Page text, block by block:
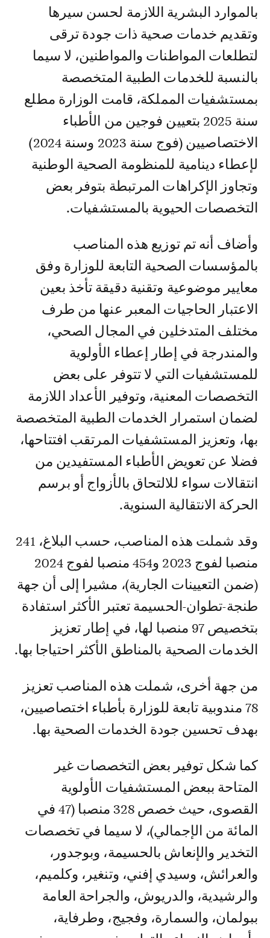
بالموارد البشرية اللازمة لحسن سيرها
وتقديم خدمات صحية ذات جودة ترقى
لتطلعات المواطنات والمواطنين، لا سيما
بالنسبة للخدمات الطبية المتخصصة
بمستشفيات المملكة، قامت الوزارة مطلع
سنة 2025 بتعيين فوجين من الأطباء
الاختصاصيين (فوج سنة 2023 وسنة 2024)
لإعطاء دينامية للمنظومة الصحية الوطنية
وتجاوز الإكراهات المرتبطة بتوفر بعض
التخصصات الحيوية بالمستشفيات.
وأضاف أنه تم توزيع هذه المناصب
بالمؤسسات الصحية التابعة للوزارة وفق
معايير موضوعية وتقنية دقيقة تأخذ بعين
الاعتبار الحاجيات المعبر عنها من طرف
مختلف المتدخلين في المجال الصحي،
والمندرجة في إطار إعطاء الأولوية
للمستشفيات التي لا تتوفر على بعض
التخصصات المعنية، وتوفير الأعداد اللازمة
لضمان استمرار الخدمات الطبية المتخصصة
بها، وتعزيز المستشفيات المرتقب افتتاحها،
فضلا عن تعويض الأطباء المستفيدين من
انتقالات سواء للالتحاق بالأزواج أو برسم
الحركة الانتقالية السنوية.
وقد شملت هذه المناصب، حسب البلاغ، 241
منصبا لفوج 2023 و454 منصبا لفوج 2024
(ضمن التعيينات الجارية)، مشيرا إلى أن جهة
طنجة-تطوان-الحسيمة تعتبر الأكثر استفادة
بتخصيص 97 منصبا لها، في إطار تعزيز
الخدمات الصحية بالمناطق الأكثر احتياجا بها.
من جهة أخرى، شملت هذه المناصب تعزيز
78 مندوبية تابعة للوزارة بأطباء اختصاصيين،
بهدف تحسين جودة الخدمات الصحية بها.
كما شكل توفير بعض التخصصات غير
المتاحة ببعض المستشفيات الأولوية
القصوى، حيث خصص 328 منصبا (47 في
المائة من الإجمالي)، لا سيما في تخصصات
التخدير والإنعاش بالحسيمة، وبوجدور،
والعرائش، وسيدي إفني، وتنغير، وكلميم،
والرشيدية، والدريوش، والجراحة العامة
ببولمان، والسمارة، وفجيج، وطرفاية،